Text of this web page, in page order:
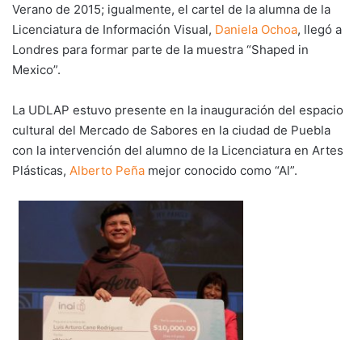
Verano de 2015; igualmente, el cartel de la alumna de la
Licenciatura de Información Visual, Daniela Ochoa, llegó a
Londres para formar parte de la muestra “Shaped in
Mexico”.
La UDLAP estuvo presente en la inauguración del espacio
cultural del Mercado de Sabores en la ciudad de Puebla
con la intervención del alumno de la Licenciatura en Artes
Plásticas, Alberto Peña mejor conocido como “Al”.